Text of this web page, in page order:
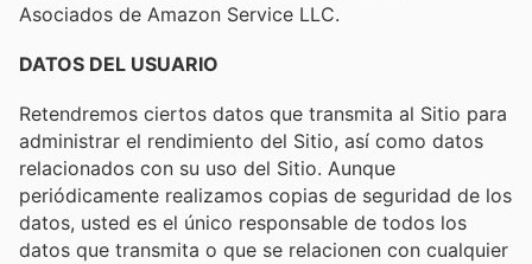
Asociados de Amazon Service LLC.
DATOS DEL USUARIO
Retendremos ciertos datos que transmita al Sitio para
administrar el rendimiento del Sitio, así como datos
relacionados con su uso del Sitio. Aunque
periódicamente realizamos copias de seguridad de los
datos, usted es el único responsable de todos los
datos que transmita o que se relacionen con cualquier